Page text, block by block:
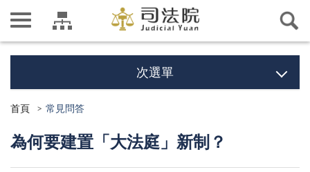
次選單
首頁 常見問答
為何要建置「大法庭」新制？